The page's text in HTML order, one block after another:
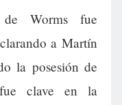
Worms fue
a Martín
la posesión de
clave en la